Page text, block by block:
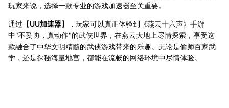
玩家来说，选择一款专业的游戏加速器至关重要。
通过【UU加速器】，玩家可以真正体验到《燕云十六声》手游
中"不妥协，真动作"的武侠世界，在燕云大地上尽情探索，享受这
款融合了中华文明精髓的武侠游戏带来的乐趣。无论是偷师百家武
学，还是探秘海量地宫，都能在流畅的网络环境中尽情体验。